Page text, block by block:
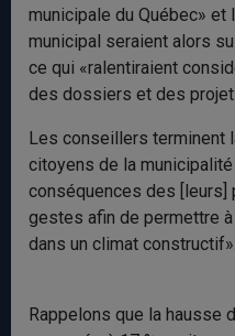
municipale du Québec»
municipal seraient alors
ce qui «ralentiraient
des dossiers et des
Les conseillers terminent
citoyens de la
conséquences des [leurs]
gestes afin de permettre
dans un climat constructif».
Rappelons que la hausse